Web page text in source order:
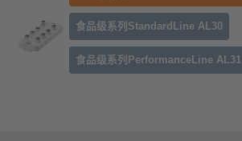
食品级系列StandardLine AL30
食品级系列PerformanceLine AL31